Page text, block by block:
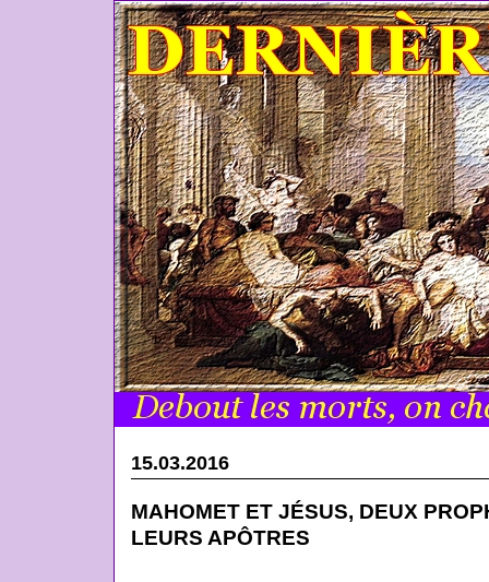
15.03.2016
MAHOMET ET JÉSUS, DEUX
LEURS APÔTRES